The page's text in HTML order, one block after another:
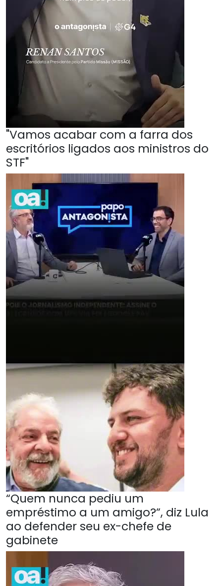
"Vamos acabar com a farra dos
escritórios ligados aos ministros do
STF"
“Quem nunca pediu um
empréstimo a um amigo?”, diz Lula
ao defender seu ex-chefe de
gabinete